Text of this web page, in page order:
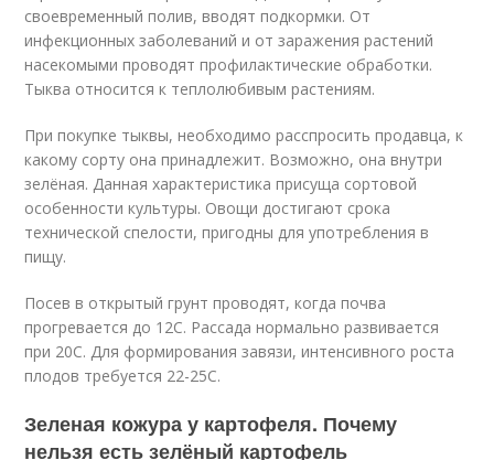
своевременный полив, вводят подкормки. От
инфекционных заболеваний и от заражения растений
насекомыми проводят профилактические обработки.
Тыква относится к теплолюбивым растениям.
При покупке тыквы, необходимо расспросить продавца, к
какому сорту она принадлежит. Возможно, она внутри
зелёная. Данная характеристика присуща сортовой
особенности культуры. Овощи достигают срока
технической спелости, пригодны для употребления в
пищу.
Посев в открытый грунт проводят, когда почва
прогревается до 12С. Рассада нормально развивается
при 20С. Для формирования завязи, интенсивного роста
плодов требуется 22-25С.
Зеленая кожура у картофеля. Почему
нельзя есть зелёный картофель